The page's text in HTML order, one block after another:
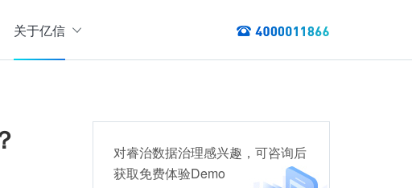
数据服务
数据资产管理
方案
摸清家底，以资产编目盘点数据资产，提供数据服务
关于亿信
对睿治数据治理感兴趣，可咨询后
获取免费体验Demo